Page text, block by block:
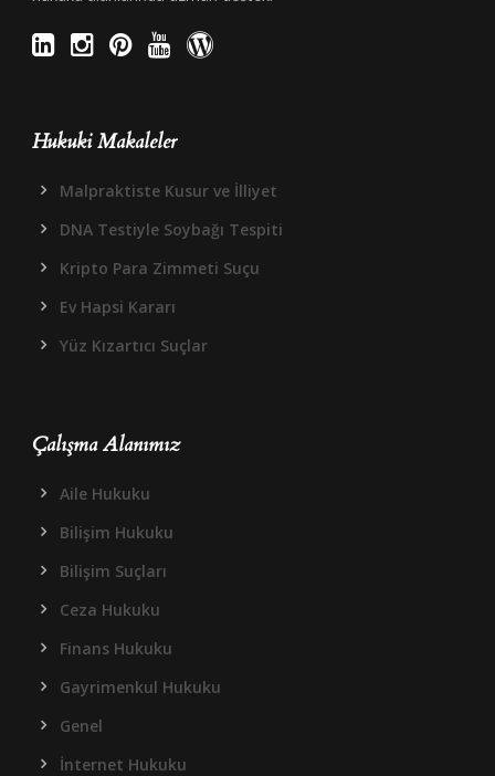
Hukuki Makaleler
Malpraktiste Kusur ve İlliyet
DNA Testiyle Soybağı Tespiti
Kripto Para Zimmeti Suçu
Ev Hapsi Kararı
Yüz Kızartıcı Suçlar
Çalışma Alanımız
Aile Hukuku
Bilişim Hukuku
Bilişim Suçları
Ceza Hukuku
Finans Hukuku
Gayrimenkul Hukuku
Genel
İnternet Hukuku